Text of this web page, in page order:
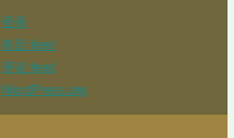
登录
条目 feed
评论 feed
WordPress.org